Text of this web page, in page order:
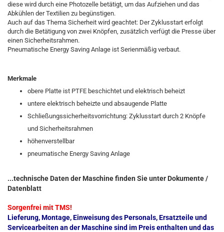
diese wird durch eine Photozelle betätigt, um das Aufziehen und das
Abkühlen der Textilien zu begünstigen.
Auch auf das Thema Sicherheit wird geachtet: Der Zyklusstart erfolgt
durch die Betätigung von zwei Knöpfen, zusätzlich verfügt die Presse über
einen Sicherheitsrahmen.
Pneumatische Energy Saving Anlage ist Serienmäßig verbaut.
Merkmale
obere Platte ist PTFE beschichtet und elektrisch beheizt
untere elektrisch beheizte und absaugende Platte
Schließungssicherheitsvorrichtung: Zyklusstart durch 2 Knöpfe
und Sicherheitsrahmen
höhenverstellbar
pneumatische Energy Saving Anlage
...technische Daten der Maschine finden Sie unter Dokumente /
Datenblatt
Sorgenfrei mit TMS!
Lieferung, Montage, Einweisung des Personals, Ersatzteile und
Servicearbeiten an der Maschine sind im Preis enthalten und das